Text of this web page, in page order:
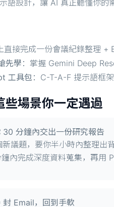
語設計，讓 AI 真正聽懂你的
直接完成一份會議紀錄整理 +
先學 ：掌握 Gemini Deep
工具包 ：C-T-A-F 提示語框
些場景你一定遇過
30 分鐘內交出一份研究報告
新議題，要你半小時內整理
內完成深度資料蒐集，再
Email，回到手軟